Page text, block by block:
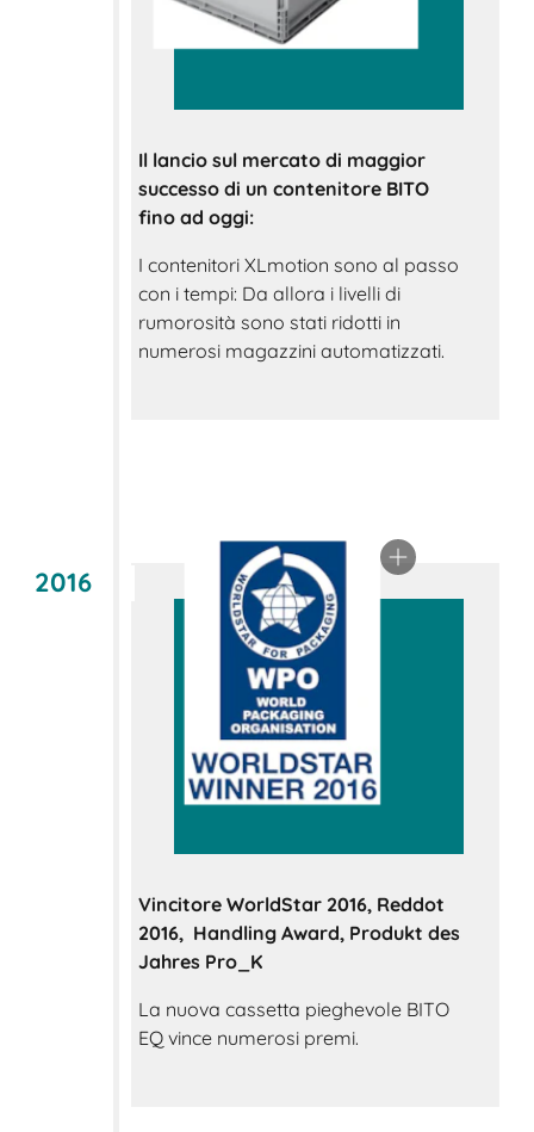
Il lancio sul mercato di maggior
successo di un contenitore BITO
fino ad oggi:
I contenitori XLmotion sono al passo
con i tempi: Da allora i livelli di
rumorosità sono stati ridotti in
numerosi magazzini automatizzati.
2016
Vincitore WorldStar 2016, Reddot
2016, Handling Award, Produkt des
Jahres Pro_K
La nuova cassetta pieghevole BITO
EQ vince numerosi premi.